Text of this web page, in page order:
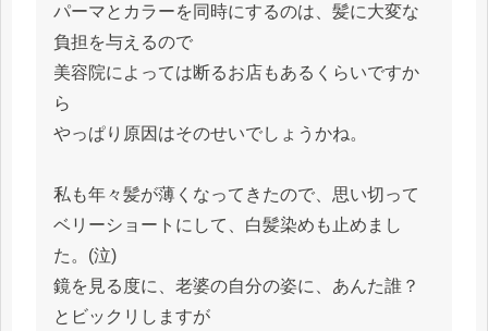
パーマとカラーを同時にするのは、髪に大変な
負担を与えるので
美容院によっては断るお店もあるくらいですか
ら
やっぱり原因はそのせいでしょうかね。
私も年々髪が薄くなってきたので、思い切って
ベリーショートにして、白髪染めも止めまし
た。(泣)
鏡を見る度に、老婆の自分の姿に、あんた誰？
とビックリしますが